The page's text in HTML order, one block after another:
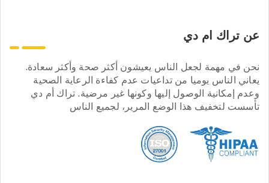
عن تراك ام دي
نحن في مهمة لجعل الناس يعيشون أكثر صحة وأكثر سعادة.
يعاني الناس يوميا من تداعيات عدم كفاءة الرعاية الصحية
وعدم إمكانية الوصول إليها وكونها غير مرضية. تراك أم دي
تأسست لتخفيف هذا الوضع المرير، لجميع الناس